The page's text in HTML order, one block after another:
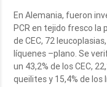
En Alemania, fueron
PCR en tejido fresco la
de CEC, 72
líquenes –plano. Se
un 43,2% de los CEC,
queilites y 15,4% de los